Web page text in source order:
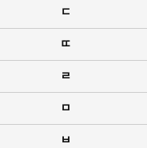
ㄷ
ㄸ
ㄹ
ㅁ
ㅂ